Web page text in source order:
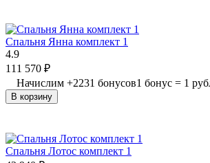
Спальня Янна комплект 1
4.9
111 570 ₽
Начислим +2231 бонусов1 бонус = 1
В корзину
Спальня Лотос комплект 1